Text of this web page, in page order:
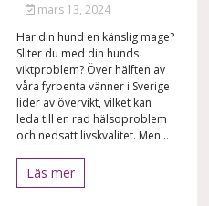
mars 13, 2024
Har din hund en känslig mage?
Sliter du med din hunds
viktproblem? Över hälften av
våra fyrbenta vänner i Sverige
lider av övervikt, vilket kan
leda till en rad hälsoproblem
och nedsatt livskvalitet. Men...
Läs mer